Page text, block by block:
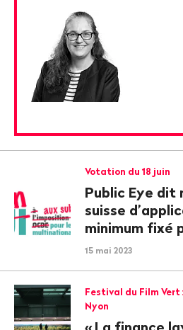
Votation du 18 juin
Public Eye dit
suisse
minimum fixé
15 mai 2023
Festival du Film Vert
Nyon